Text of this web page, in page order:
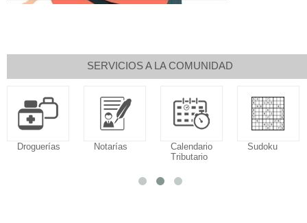
SERVICIOS A LA COMUNIDAD
Droguerías Notarías
Calendario
Tributario
Sudoku